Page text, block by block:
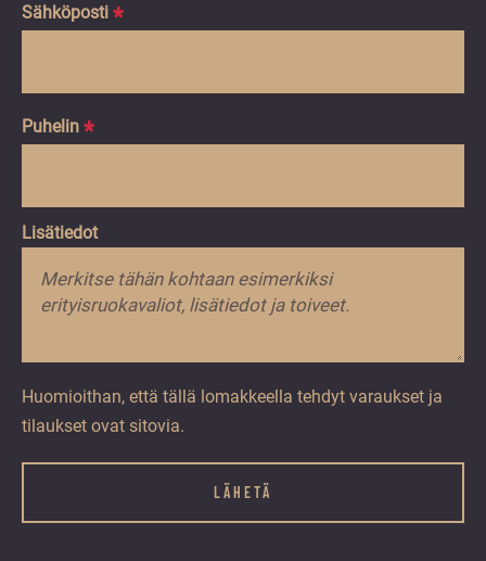
Sähköposti *
Puhelin *
Lisätiedot
Huomioithan, että tällä lomakkeella tehdyt varaukset ja
tilaukset ovat sitovia.